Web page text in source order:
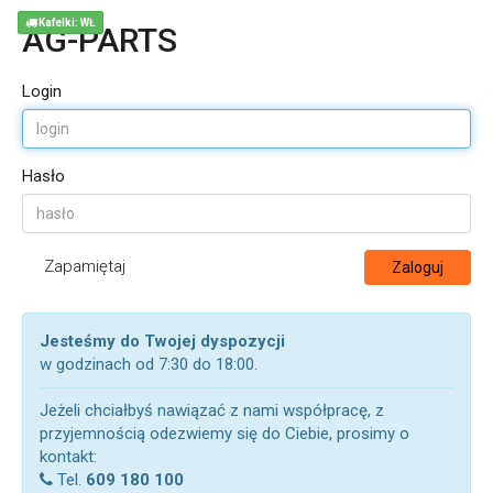
AG-PARTS
Login
Hasło
Zapamiętaj Zaloguj
Jesteśmy do Twojej dyspozycji
w godzinach od 7:30 do 18:00.
Jeżeli chciałbyś nawiązać z nami współpracę, z
przyjemnością odezwiemy się do Ciebie, prosimy o
kontakt:
Tel. 609 180 100
Kafelki: WŁ